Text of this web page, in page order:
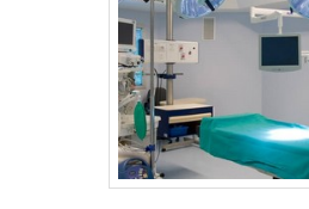
de a empresa ser
serviços e responsável,
por contar com escritório de
onde são realizadas as
nacional e internacional.
fatores, agregados a uma
colaboradores treinados